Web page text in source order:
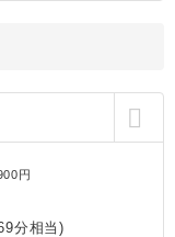
円
分相当)